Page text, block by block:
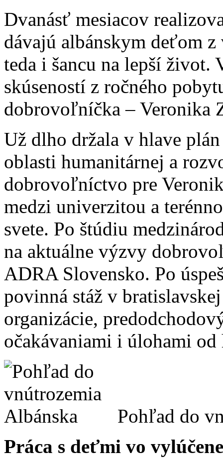
Dvanásť mesiacov
dávajú albánskym deťom
teda i šancu na lepší život.
skúseností z ročného
dobrovoľníčka – Veronika
Už dlho držala v hlave
oblasti humanitárnej a
dobrovoľníctvo pre
medzi univerzitou a
svete. Po štúdiu
na aktuálne výzvy
ADRA Slovensko. Po
povinná stáž v
organizácie,
očakávaniami i úlohami
Pohľad do
Práca s deťmi vo